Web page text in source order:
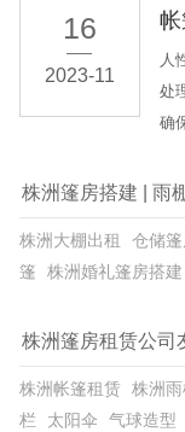
16
2023-11
人
处
确
株洲篷房搭建 雨
株洲大棚出租 仓储
篷
株洲婚礼篷房搭建
株洲篷房租赁公司
株洲帐篷租赁 株洲
栏
太阳伞 气球造型